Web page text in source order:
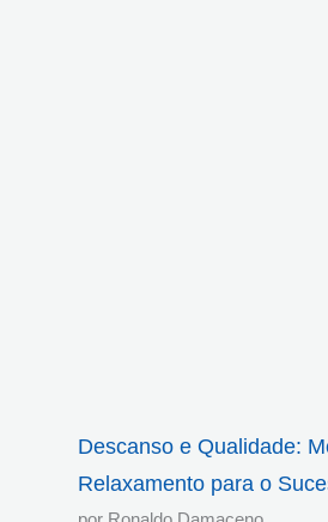
Descanso e Qualidade:
Relaxamento para o